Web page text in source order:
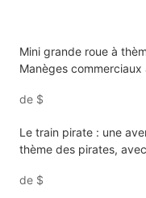
Mini grande roue à
Manèges commerciaux
de $
Le train pirate : une
thème des pirates,
de $